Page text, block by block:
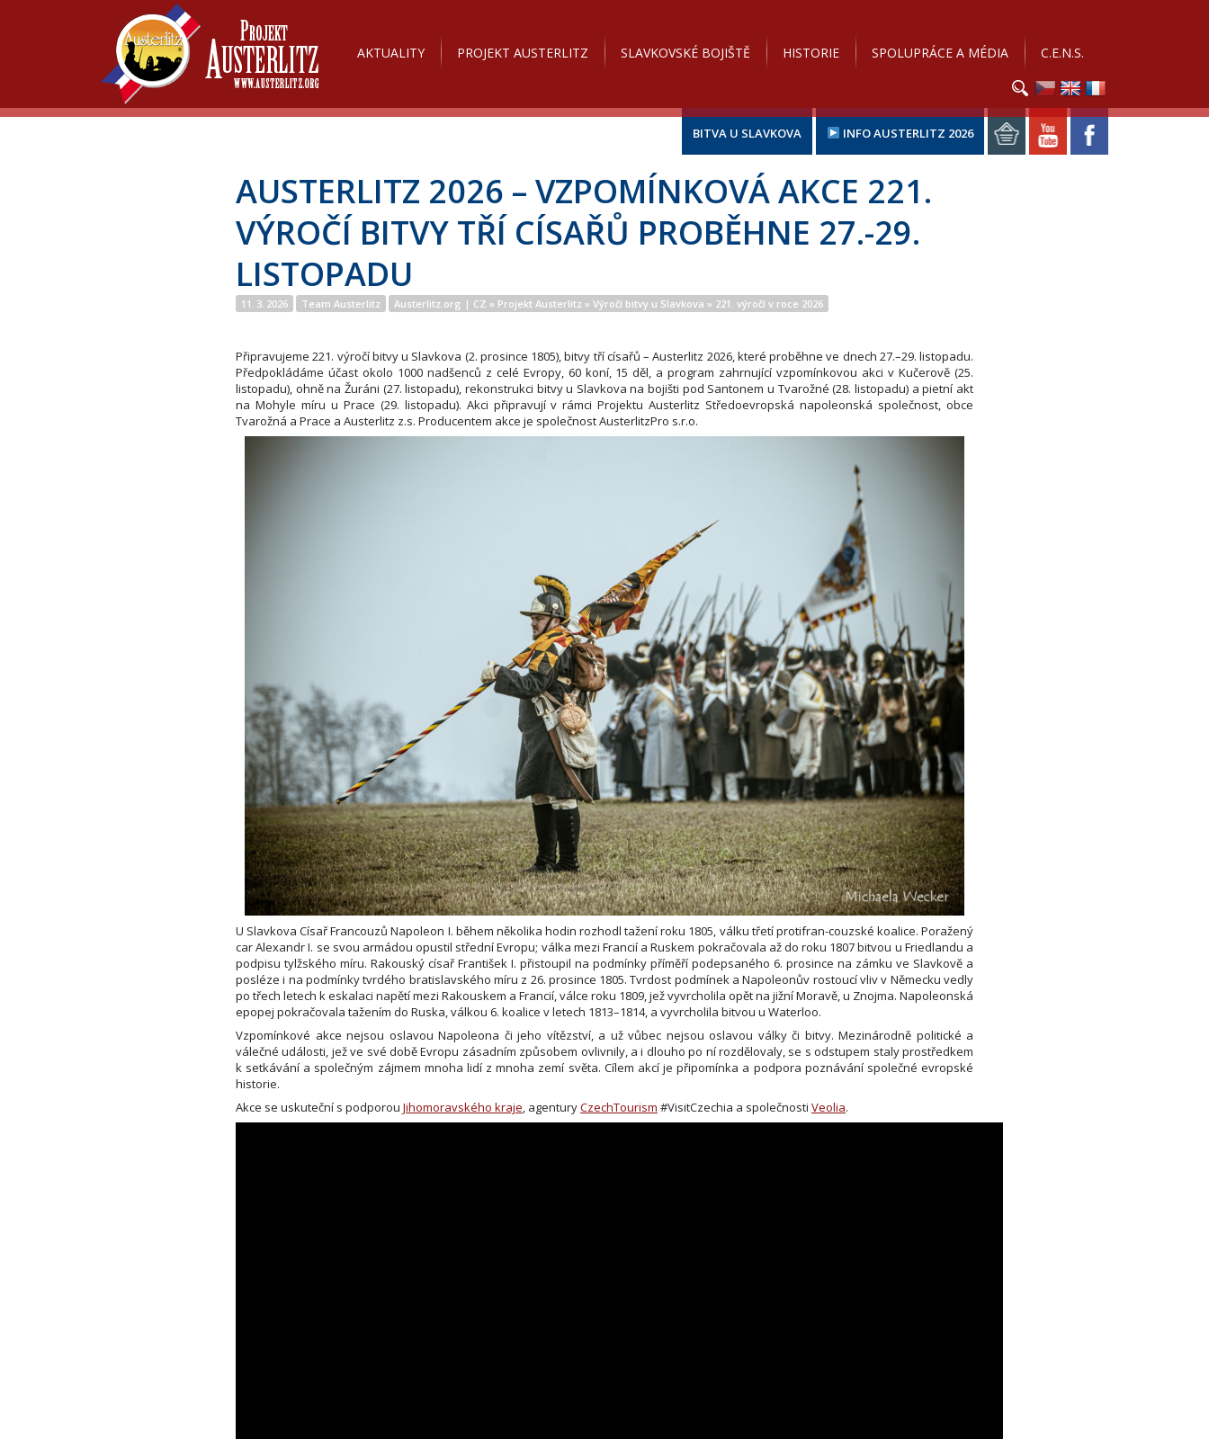
AKTUALITY PROJEKT AUSTERLITZ SLAVKOVSKÉ BOJIŠTĚ HISTORIE SPOLUPRÁCE A MÉDIA C.E.N.S.
INFO AUSTERLITZ 2026
BITVA U SLAVKOVA
AUSTERLITZ 2026 – VZPOMÍNKOVÁ AKCE 221.
VÝROČÍ BITVY TŘÍ CÍSAŘŮ PROBĚHNE 27.-29.
LISTOPADU
11. 3. 2026 Team Austerlitz Austerlitz.org | CZ » Projekt Austerlitz » Výročí bitvy u Slavkova » 221. výročí v roce 2026
Připravujeme 221. výročí bitvy u Slavkova (2. prosince 1805), bitvy tří císařů – Austerlitz 2026, které proběhne ve dnech 27.–29. listopadu.
Předpokládáme účast okolo 1000 nadšenců z celé Evropy, 60 koní, 15 děl, a program zahrnující vzpomínkovou akci v Kučerově (25.
listopadu), ohně na Žuráni (27. listopadu), rekonstrukci bitvy u Slavkova na bojišti pod Santonem u Tvarožné (28. listopadu) a pietní akt
na Mohyle míru u Prace (29. listopadu). Akci připravují v rámci Projektu Austerlitz Středoevropská napoleonská společnost, obce
Tvarožná a Prace a Austerlitz z.s. Producentem akce je společnost AusterlitzPro s.r.o.
U Slavkova Císař Francouzů Napoleon I. během několika hodin rozhodl tažení roku 1805, válku třetí protifran-couzské koalice. Poražený
car Alexandr I. se svou armádou opustil střední Evropu; válka mezi Francií a Ruskem pokračovala až do roku 1807 bitvou u Friedlandu a
podpisu tylžského míru. Rakouský císař František I. přistoupil na podmínky příměří podepsaného 6. prosince na zámku ve Slavkově a
posléze i na podmínky tvrdého bratislavského míru z 26. prosince 1805. Tvrdost podmínek a Napoleonův rostoucí vliv v Německu vedly
po třech letech k eskalaci napětí mezi Rakouskem a Francií, válce roku 1809, jež vyvrcholila opět na jižní Moravě, u Znojma. Napoleonská
epopej pokračovala tažením do Ruska, válkou 6. koalice v letech 1813–1814, a vyvrcholila bitvou u Waterloo.
Vzpomínkové akce nejsou oslavou Napoleona či jeho vítězství, a už vůbec nejsou oslavou války či bitvy. Mezinárodně politické a
válečné události, jež ve své době Evropu zásadním způsobem ovlivnily, a i dlouho po ní rozdělovaly, se s odstupem staly prostředkem
k setkávání a společným zájmem mnoha lidí z mnoha zemí světa. Cílem akcí je připomínka a podpora poznávání společné evropské
historie.
Akce se uskuteční s podporou Jihomoravského kraje, agenturyCzechTourism #VisitCzechia a společnosti Veolia.